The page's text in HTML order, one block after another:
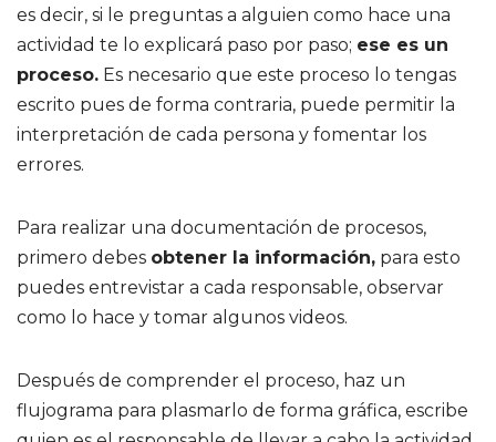
es decir, si le preguntas a alguien como hace una
actividad te lo explicará paso por paso; ese es un
proceso. Es necesario que este proceso lo tengas
escrito pues de forma contraria, puede permitir la
interpretación de cada persona y fomentar los
errores.
Para realizar una documentación de procesos,
primero debes obtener la información, para esto
puedes entrevistar a cada responsable, observar
como lo hace y tomar algunos videos.
Después de comprender el proceso, haz un
flujograma para plasmarlo de forma gráfica, escribe